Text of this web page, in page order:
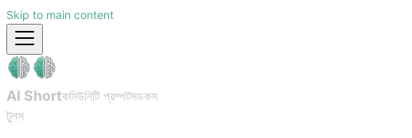
Skip to main content
AI Shortকমিউনিটি প্রম্পটসডকস
টুলস